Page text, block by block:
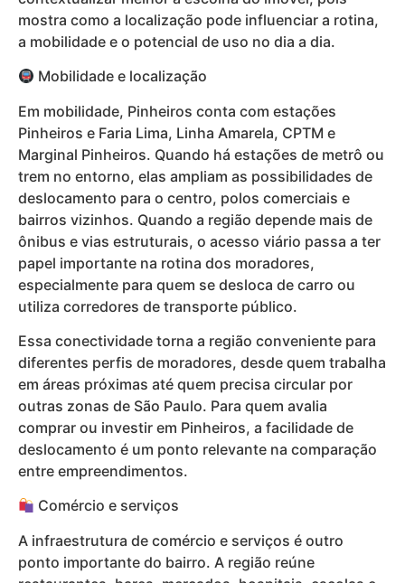
mostra como a localização pode influenciar a rotina,
a mobilidade e o potencial de uso no dia a dia.
Mobilidade e localização
Em mobilidade, Pinheiros conta com estações
Pinheiros e Faria Lima, Linha Amarela, CPTM e
Marginal Pinheiros. Quando há estações de metrô ou
trem no entorno, elas ampliam as possibilidades de
deslocamento para o centro, polos comerciais e
bairros vizinhos. Quando a região depende mais de
ônibus e vias estruturais, o acesso viário passa a ter
papel importante na rotina dos moradores,
especialmente para quem se desloca de carro ou
utiliza corredores de transporte público.
Essa conectividade torna a região conveniente para
diferentes perfis de moradores, desde quem trabalha
em áreas próximas até quem precisa circular por
outras zonas de São Paulo. Para quem avalia
comprar ou investir em Pinheiros, a facilidade de
deslocamento é um ponto relevante na comparação
entre empreendimentos.
Comércio e serviços
A infraestrutura de comércio e serviços é outro
ponto importante do bairro. A região reúne